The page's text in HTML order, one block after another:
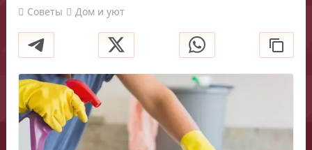
Советы Дом и уют